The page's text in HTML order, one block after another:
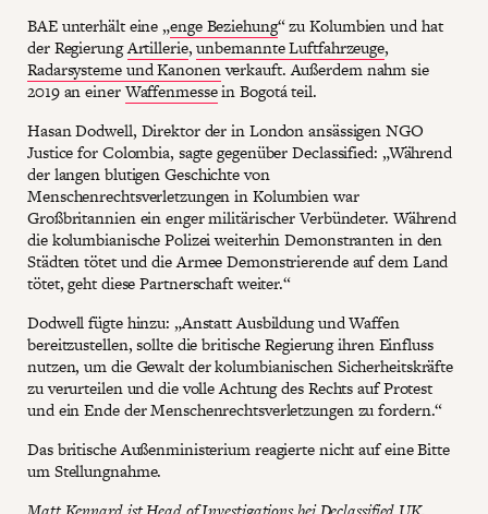
BAE unterhält eine „enge Beziehung“ zu Kolumbien und hat
der RegierungArtillerie,unbemannte Luftfahrzeuge,
Radarsysteme und Kanonenverkauft. Außerdem nahm sie
2019 an einerWaffenmessein Bogotá teil.
Hasan Dodwell, Direktor der in London ansässigen NGO
Justice for Colombia, sagte gegenüber Declassified: „Während
der langen blutigen Geschichte von
Menschenrechtsverletzungen in Kolumbien war
Großbritannien ein enger militärischer Verbündeter. Während
die kolumbianische Polizei weiterhin Demonstranten in den
Städten tötet und die Armee Demonstrierende auf dem Land
tötet, geht diese Partnerschaft weiter.“
Dodwell fügte hinzu: „Anstatt Ausbildung und Waffen
bereitzustellen, sollte die britische Regierung ihren Einfluss
nutzen, um die Gewalt der kolumbianischen Sicherheitskräfte
zu verurteilen und die volle Achtung des Rechts auf Protest
und ein Ende der Menschenrechtsverletzungen zu fordern.“
Das britische Außenministerium reagierte nicht auf eine Bitte
um Stellungnahme.